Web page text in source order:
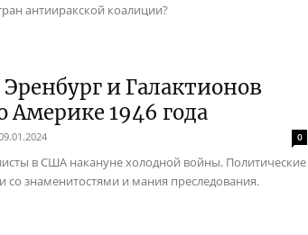
антииракской коалиции?
и Галактионов
Америке 1946 года
0
в США накануне холодной войны. Политические
со знаменитостями и мания преследования.